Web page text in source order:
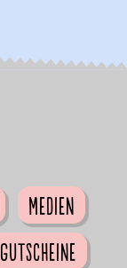
Medien
Gutscheine